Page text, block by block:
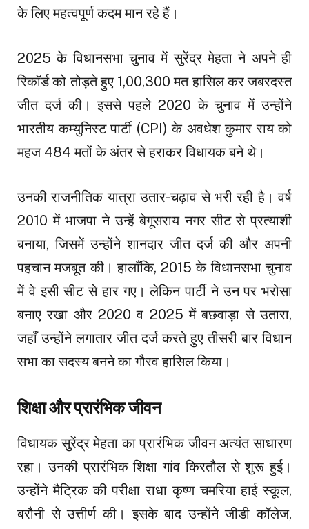
के लिए महत्वपूर्ण कदम मान रहे हैं।
2025 के विधानसभा चुनाव में सुरेंद्र मेहता ने अपने ही
रिकॉर्ड को तोड़ते हुए 1,00,300 मत हासिल कर जबरदस्त
जीत दर्ज की। इससे पहले 2020 के चुनाव में उन्होंने
भारतीय कम्युनिस्ट पार्टी (CPI) के अवधेश कुमार राय को
महज 484 मतों के अंतर से हराकर विधायक बने थे।
उनकी राजनीतिक यात्रा उतार-चढ़ाव से भरी रही है। वर्ष
2010 में भाजपा ने उन्हें बेगूसराय नगर सीट से प्रत्याशी
बनाया, जिसमें उन्होंने शानदार जीत दर्ज की और अपनी
पहचान मजबूत की। हालाँकि, 2015 के विधानसभा चुनाव
में वे इसी सीट से हार गए। लेकिन पार्टी ने उन पर भरोसा
बनाए रखा और 2020 व 2025 में बछवाड़ा से उतारा,
जहाँ उन्होंने लगातार जीत दर्ज करते हुए तीसरी बार विधान
सभा का सदस्य बनने का गौरव हासिल किया।
शिक्षा और प्रारंभिक जीवन
विधायक सुरेंद्र मेहता का प्रारंभिक जीवन अत्यंत साधारण
रहा। उनकी प्रारंभिक शिक्षा गांव किरतौल से शुरू हुई।
उन्होंने मैट्रिक की परीक्षा राधा कृष्ण चमरिया हाई स्कूल,
बरौनी से उत्तीर्ण की। इसके बाद उन्होंने जीडी कॉलेज,